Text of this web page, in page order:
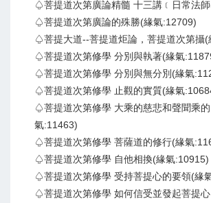
♤菩提道次第廣論精髓 十三講﹝日常法
♤菩提道次第廣論的殊勝(緣氣:12709)
♤菩提大道--菩提道炬論，菩提道次第攝(
♤菩提道次第修學 分別與執著(緣氣
♤菩提道次第修學 分別與無分別(緣氣
♤菩提道次第修學 止觀的實質(緣氣
♤菩提道次第修學 大乘的慈悲和聲聞乘
氣:11463)
♤菩提道次第修學 菩薩道的修行(緣氣
♤菩提道次第修學 自他相換(緣氣:10915)
♤菩提道次第修學 受持菩提心的要領(緣
♤菩提道次第修學 如何信受並發起菩提